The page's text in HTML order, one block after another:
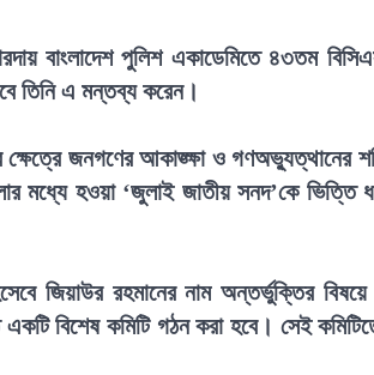
বাংলাদেশ পুলিশ একাডেমিতে ৪৩তম
তিনি এ মন্তব্য করেন।
ক্ষেত্রে জনগণের আকাঙ্ক্ষা ও গণঅভ্যুত্থানের
মধ্যে হওয়া ‘জুলাই জাতীয় সনদ’কে ভিত্তি
জিয়াউর রহমানের নাম অন্তর্ভুক্তির
বিশেষ কমিটি গঠন করা হবে। সেই কমিটিতে